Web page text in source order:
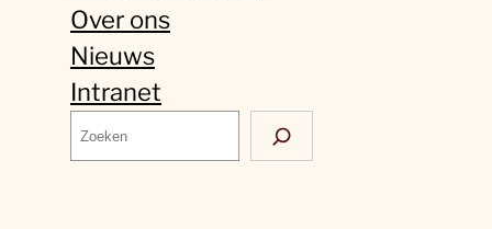
Over ons
Nieuws
Intranet
Z
o